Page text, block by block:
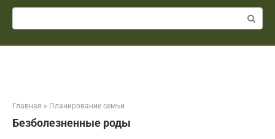
Поиск:
Главная » Планирование семьи
Безболезненные роды